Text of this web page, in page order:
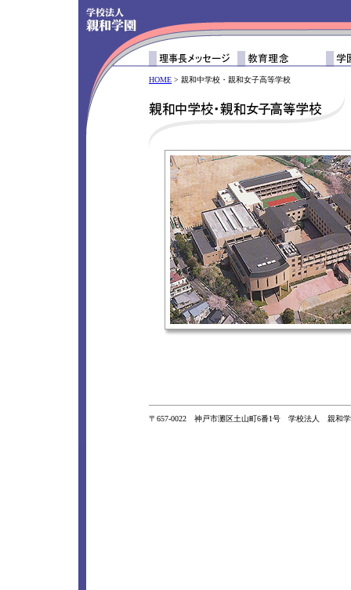
HOME > 親和中学校・親和女子高等学校
〒657-0022 神戸市灘区土山町6番1号 学校法人 親和